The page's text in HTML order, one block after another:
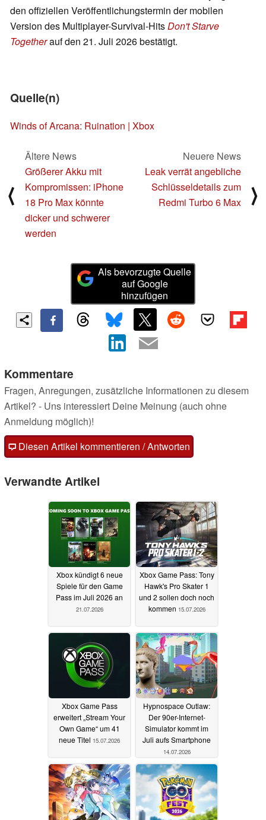
den offiziellen Veröffentlichungstermin der mobilen
Version des Multiplayer-Survival-HitsDon't Starve
Togetherauf den 21. Juli 2026 bestätigt.
Quelle(n)
Winds of Arcana: Ruination | Xbox
⟨
Ältere News
Größerer Akku mit
Kompromissen: iPhone
18 Pro Max könnte
dicker und schwerer
werden
Neuere News
Leak verrät angebliche
Schlüsseldetails zum
Redmi Turbo 6 Max
⟩
Als bevorzugte Quelle
auf Google
hinzufügen
Kommentare
Fragen, Anregungen, zusätzliche Informationen zu diesem
Artikel? - Uns interessiert Deine Meinung (auch ohne
Anmeldung möglich)!
Diesen Artikel kommentieren / Antworten
Verwandte Artikel
Xbox kündigt 6 neue
Spiele für den Game
Pass im Juli 2026 an
21.07.2026
Xbox Game Pass: Tony
Hawk's Pro Skater 1
und 2 sollen doch noch
kommen 15.07.2026
Xbox Game Pass
erweitert „Stream Your
Own Game“ um 41
neue Titel 15.07.2026
Hypnospace Outlaw:
Der 90er-Internet-
Simulator kommt im
Juli aufs Smartphone
14.07.2026